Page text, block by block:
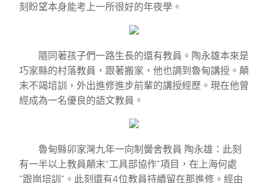
刻盼望本身能考上一所很好的年夜學。
隨同著孩子們一路生長的還有教員。陶永雄本來是
巧家縣的村落教員，跟著搬家，他也調到魯甸講授。顛
末不竭培訓，外出進修進步前輩的講授經歷。現在他曾
經成為一名優良的語文教員。
魯甸縣卯家灣九年一向制黌舍教員 陶永雄：此刻
有一半以上教員顛末“工具部協作”項目，在上海何處
“跟崗培訓”。此刻還有4位教員持續留在那進修。經由